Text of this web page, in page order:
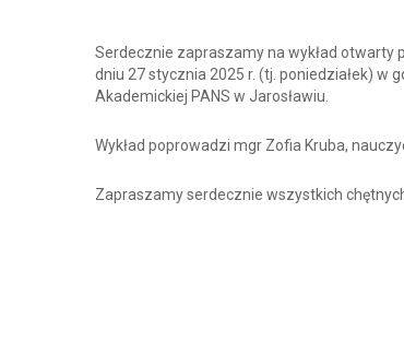
DNI
Serdecznie zapraszamy na wykład otwarty
dniu 27 stycznia 2025 r. (tj. poniedziałek) w
Akademickiej PANS w Jarosławiu.
Wykład poprowadzi mgr Zofia Kruba,
Zapraszamy serdecznie wszystkich